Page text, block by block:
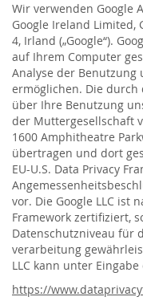
Wir verwenden Google
Google Ireland Limited,
4, Irland („Google“).
auf Ihrem Computer
Analyse der Benutzung
ermöglichen. Die durch
über Ihre Benutzung
der Muttergesellschaft
1600 Amphitheatre
übertragen und dort
EU-U.S. Data Privacy
vor. Die Google LLC ist
Framework zertifiziert,
Datenschutzniveau für
verarbeitung
LLC kann unter
https://